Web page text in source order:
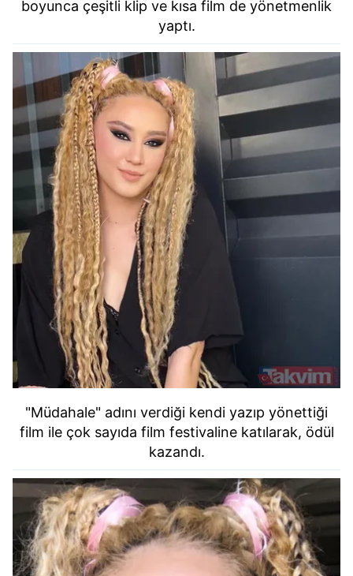
boyunca çeşitli klip ve kısa film de yönetmenlik
yaptı.
"Müdahale" adını verdiği kendi yazıp yönettiği
film ile çok sayıda film festivaline katılarak, ödül
kazandı.